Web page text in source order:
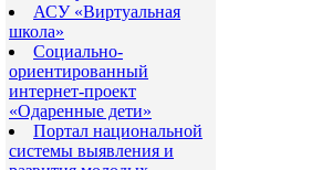
АСУ «Виртуальная
школа»
Социально-
ориентированный
интернет-проект
«Одаренные дети»
Портал национальной
системы выявления и